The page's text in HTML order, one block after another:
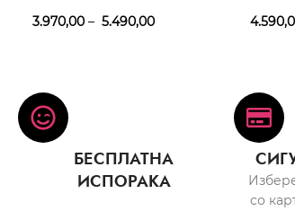
3.970,00 – 5.490,00
БЕСПЛАТНА
ИСПОРАКА
со